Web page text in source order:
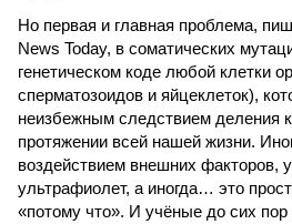
Но первая и главная проблема,
News Today, в соматических
генетическом коде любой клетки
сперматозоидов и яйцеклеток),
неизбежным следствием деления
протяжении всей нашей жизни.
воздействием внешних факторов,
ультрафиолет, а иногда… это
«потому что». И учёные до сих пор